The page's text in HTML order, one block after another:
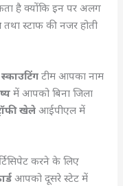
है क्योंकि इन पर अलग
तथा स्टाफ की नजर होती
स्काउटिंगटीम आपका नाम
में आपको बिना जिला
खेले आईपीएल में
करने के लिए
आपको दूसरे स्टेट में